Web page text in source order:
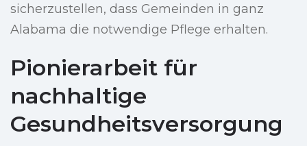
sicherzustellen, dass Gemeinden in ganz
Alabama die notwendige Pflege erhalten.
Pionierarbeit für
nachhaltige
Gesundheitsversorgung